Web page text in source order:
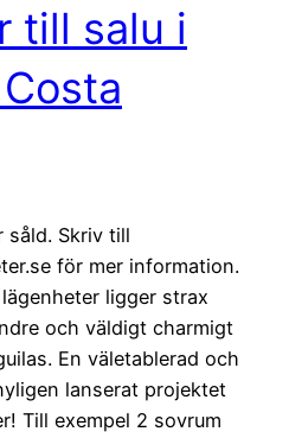
till salu i
såld. Skriv till
för mer information.
ligger strax
och väldigt charmigt
En väletablerad och
lanserat projektet
Till exempel 2 sovrum